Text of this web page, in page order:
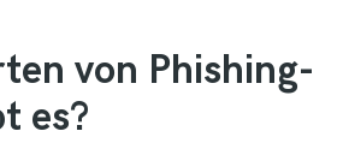
von Phishing-
es?